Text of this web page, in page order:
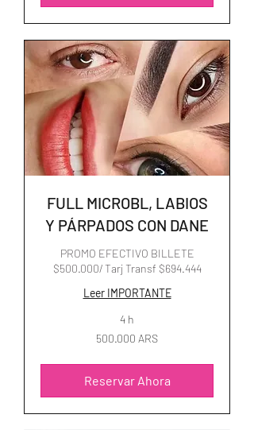
FULL MICROBL, LABIOS
Y PÁRPADOS CON DANE
PROMO EFECTIVO BILLETE
$500.000/ Tarj Transf $694.444
Leer IMPORTANTE
4 h
500.000 ARS
Reservar Ahora